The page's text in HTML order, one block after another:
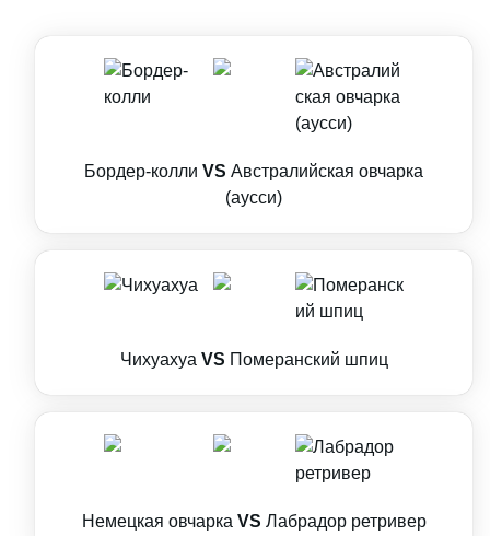
Бордер-колли VS Австралийская овчарка
(аусси)
Чихуахуа VS Померанский шпиц
Немецкая овчарка VS Лабрадор ретривер